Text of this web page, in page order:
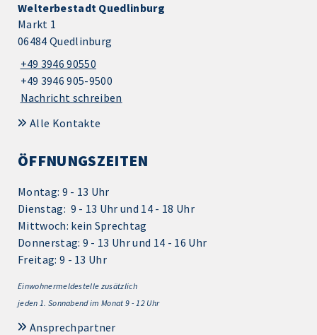
Welterbestadt Quedlinburg
Markt 1
06484 Quedlinburg
+49 3946 90550
+49 3946 905-9500
Nachricht schreiben
Alle Kontakte
ÖFFNUNGSZEITEN
Montag: 9 - 13 Uhr
Dienstag: 9 - 13 Uhr und 14 - 18 Uhr
Mittwoch: kein Sprechtag
Donnerstag: 9 - 13 Uhr und 14 - 16 Uhr
Freitag: 9 - 13 Uhr
Einwohnermeldestelle zusätzlich
jeden 1. Sonnabend im Monat 9 - 12 Uhr
Ansprechpartner